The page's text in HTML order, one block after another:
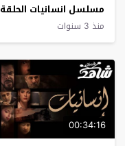
مسلسل انسانيات الحلقة 10
منذ 3 سنوات
00:34:16